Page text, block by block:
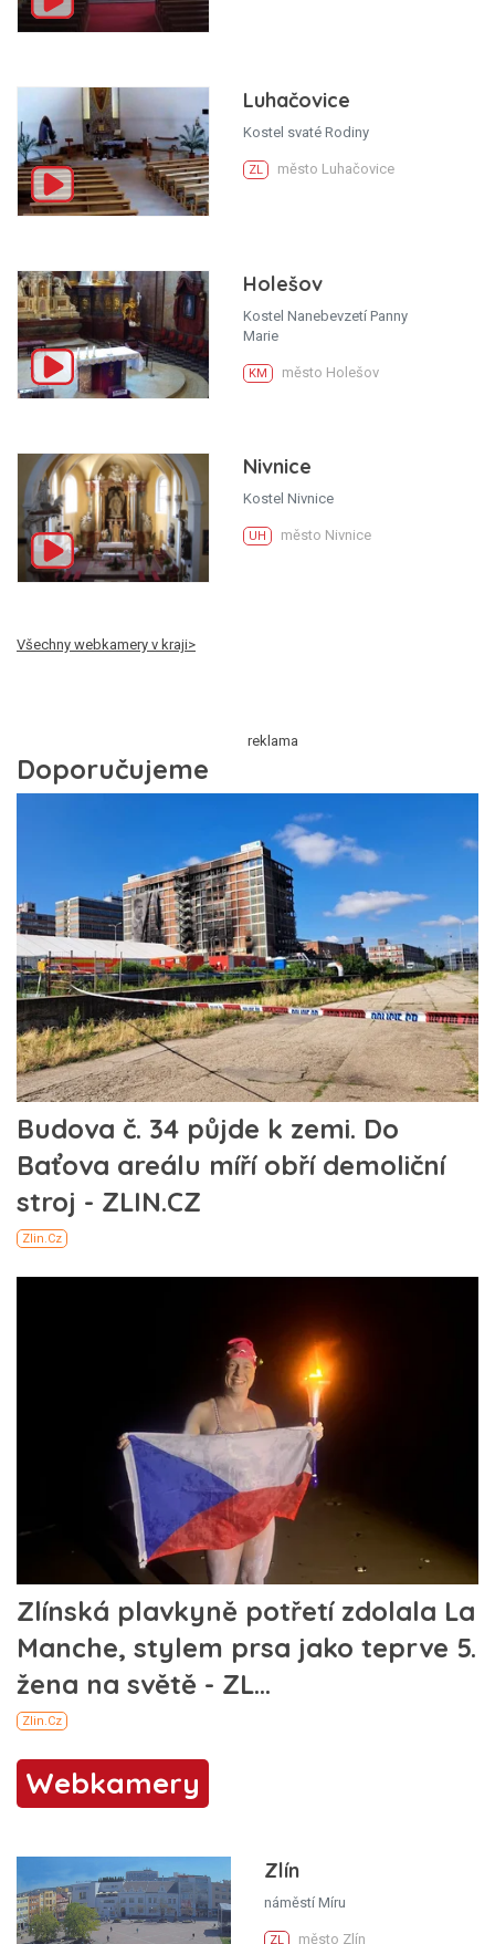
Luhačovice
Kostel svaté Rodiny
ZL město Luhačovice
Holešov
Kostel Nanebevzetí Panny
Marie
KM město Holešov
Nivnice
Kostel Nivnice
UH město Nivnice
Všechny webkamery v kraji>
Webkamery
Zlín
náměstí Míru
ZL město Zlín